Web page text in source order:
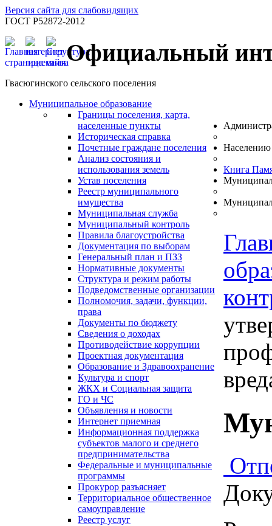
Версия сайта для слабовидящих
ГОСТ Р52872-2012
Официальный
Гвасюгинского сельского поселения
Муниципальное образование
Границы поселения, карта,
населенные пункты
Историческая справка
Почетные граждане поселения
Анализ состояния и
использования земель
Устав поселения
Реестр муниципального
имущества
Муниципальная служба
Муниципальный контроль
Правила благоустройства
Документация по выборам
Генеральный план и ПЗЗ
Нормативные документы
Структура и режим работы
Подведомственные организации
Полномочия, задачи, функции,
права
Документы по бюджету
Сведения о доходах
Противодействие коррупции
Проектная документация
Населению
Образование и Здравоохранение
Культура и спорт
ЖКХ и Социальная защита
ГО и ЧС
Объявления и новости
Интернет приемная
Информационная поддержка
субъектов малого и среднего
предпринимательства
Федеральные и муниципальные
программы
Прокурор разъясняет
Территориальное общественное
самоуправление
Книга
Реестр услуг